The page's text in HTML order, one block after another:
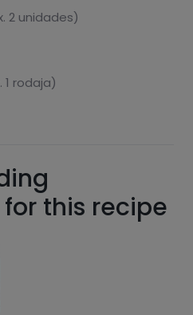
2 unidades)
1 rodaja)
muchas más
PLUS.
this recipe